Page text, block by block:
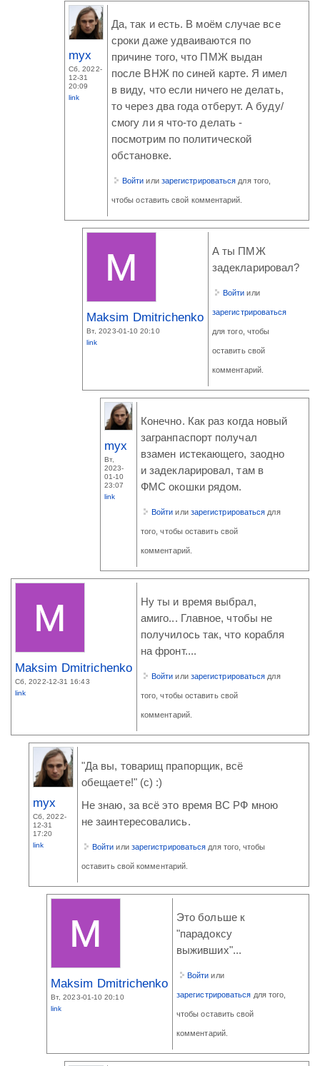
myx
Сб, 2022-
12-31
20:09
link
Да, так и есть. В моём случае все
сроки даже удваиваются по
причине того, что ПМЖ выдан
после ВНЖ по синей карте. Я имел
в виду, что если ничего не делать,
то через два года отберут. А буду/
смогу ли я что-то делать -
посмотрим по политической
обстановке.
Войти или зарегистрироваться для того,
чтобы оставить свой комментарий.
Maksim Dmitrichenko
Вт, 2023-01-10 20:10
link
А ты ПМЖ
задекларировал?
Войти или
зарегистрироваться
для того, чтобы
оставить свой
комментарий.
myx
Вт,
2023-
01-10
23:07
link
Конечно. Как раз когда новый
загранпаспорт получал
взамен истекающего, заодно
и задекларировал, там в
ФМС окошки рядом.
Войти или зарегистрироваться для
того, чтобы оставить свой
комментарий.
Maksim Dmitrichenko
Сб, 2022-12-31 16:43
link
Ну ты и время выбрал,
амиго... Главное, чтобы не
получилось так, что корабля
на фронт....
Войти или зарегистрироваться для
того, чтобы оставить свой
комментарий.
myx
Сб, 2022-
12-31
17:20
link
"Да вы, товарищ прапорщик, всё
обещаете!" (с) :)
Не знаю, за всё это время ВС РФ мною
не заинтересовались.
Войти или зарегистрироваться для того, чтобы
оставить свой комментарий.
Maksim Dmitrichenko
Вт, 2023-01-10 20:10
link
Это больше к
"парадоксу
выживших"...
Войти или
зарегистрироваться для того,
чтобы оставить свой
комментарий.